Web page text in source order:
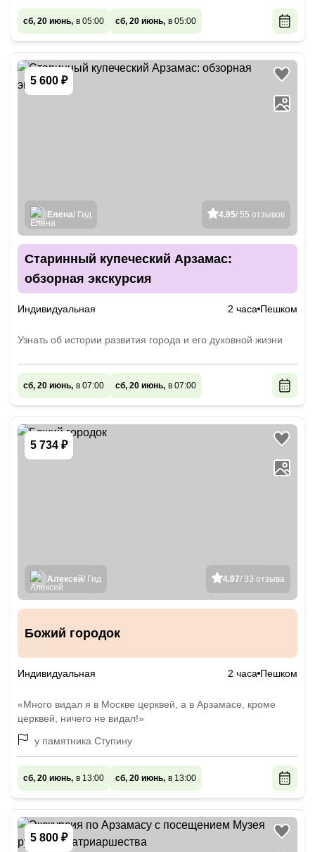
сб, 20 июнь, в 05:00 сб, 20 июнь, в 05:00
5 600 ₽
4.95/ 55 отзывов
Елена/ Гид
Старинный купеческий Арзамас:
обзорная экскурсия
Индивидуальная 2 часа Пешком
Узнать об истории развития города и его духовной жизни
сб, 20 июнь, в 07:00 сб, 20 июнь, в 07:00
5 734 ₽
4.97/ 33 отзыва
Алексей/ Гид
Божий городок
Индивидуальная 2 часа Пешком
«Много видал я в Москве церквей, а в Арзамасе, кроме
церквей, ничего не видал!»
у памятника Ступину
сб, 20 июнь, в 13:00 сб, 20 июнь, в 13:00
5 800 ₽